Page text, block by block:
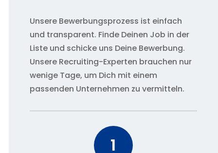
Unsere Bewerbungsprozess ist einfach
und transparent. Finde Deinen Job in der
Liste und schicke uns Deine Bewerbung.
Unsere Recruiting-Experten brauchen nur
wenige Tage, um Dich mit einem
passenden Unternehmen zu vermitteln.
1